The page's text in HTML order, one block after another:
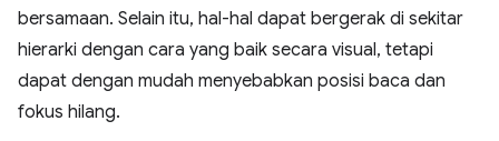
bersamaan. Selain itu, hal-hal dapat bergerak di sekitar
hierarki dengan cara yang baik secara visual, tetapi
dapat dengan mudah menyebabkan posisi baca dan
fokus hilang.